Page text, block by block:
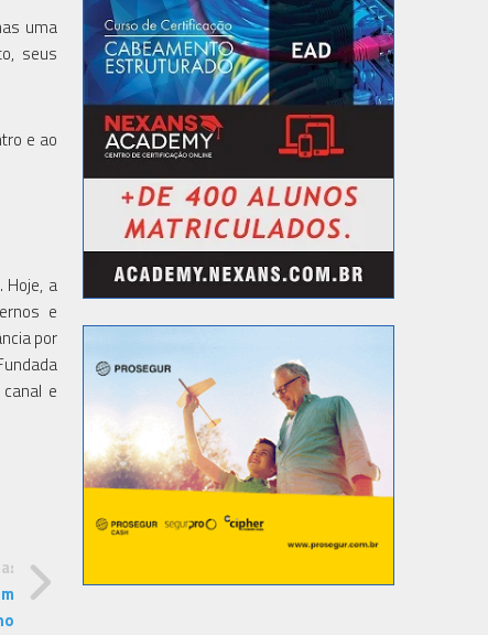
uma
seus
e ao
Hoje, a
e
por
e